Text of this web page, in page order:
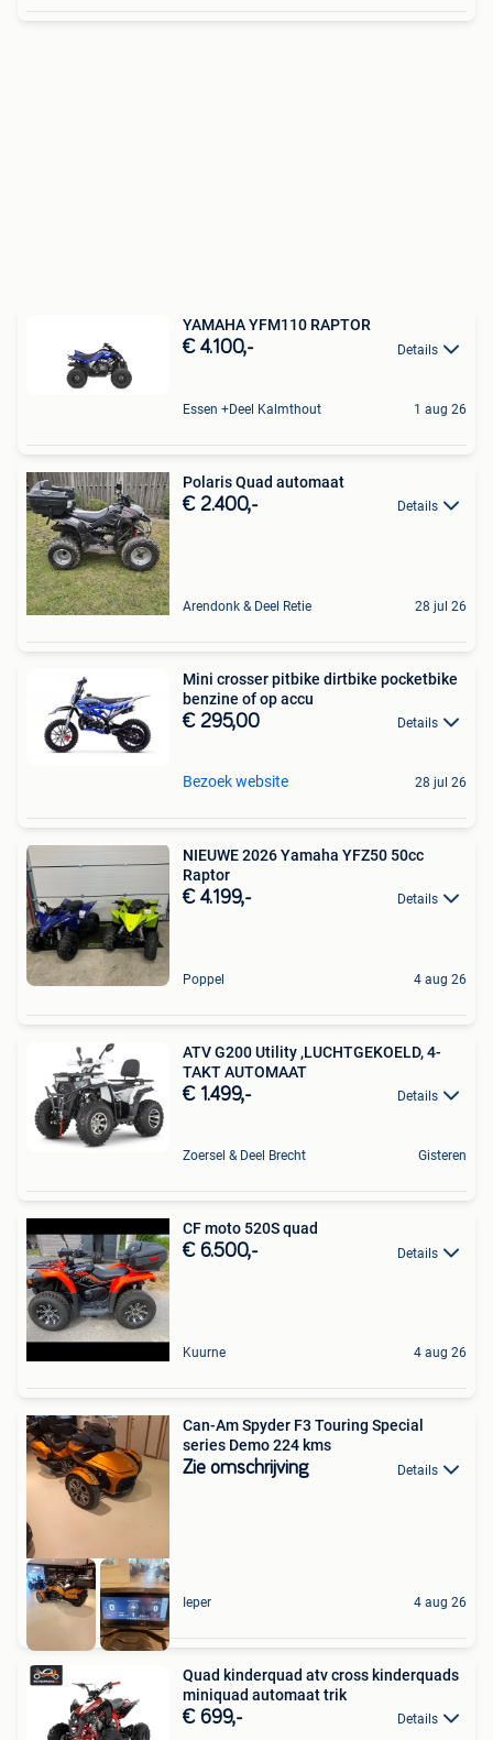
YAMAHA YFM110 RAPTOR
€ 4.100,- Details
Essen +Deel Kalmthout 1 aug 26
Polaris Quad automaat
€ 2.400,- Details
Arendonk & Deel Retie 28 jul 26
Mini crosser pitbike dirtbike pocketbike
benzine of op accu
€ 295,00 Details
Bezoek website 28 jul 26
NIEUWE 2026 Yamaha YFZ50 50cc
Raptor
€ 4.199,- Details
Poppel 4 aug 26
ATV G200 Utility ,LUCHTGEKOELD, 4-
TAKT AUTOMAAT
€ 1.499,- Details
Zoersel & Deel Brecht Gisteren
CF moto 520S quad
€ 6.500,- Details
Kuurne 4 aug 26
Can-Am Spyder F3 Touring Special
series Demo 224 kms
Zie omschrijving Details
Ieper 4 aug 26
Quad kinderquad atv cross kinderquads
miniquad automaat trik
€ 699,- Details